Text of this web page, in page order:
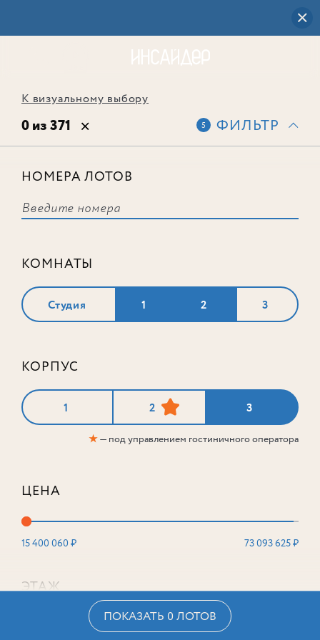
К визуальному выбору
0 из 371 5 ФИЛЬТР
НОМЕРА ЛОТОВ
КОМНАТЫ
Студия 1 2 3
КОРПУС
1 2 3
★— под управлением гостиничного оператора
ЦЕНА
15 400 060 ₽ 73 093 625 ₽
ЭТАЖ
ПОКАЗАТЬ 0 ЛОТОВ
соответствует ни одного лота